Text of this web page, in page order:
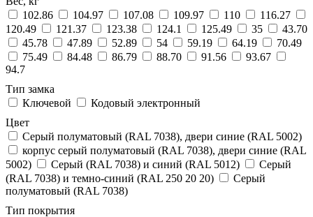
102.86
104.97 107.08 109.97 110
116.27
120.49
121.37 123.38 124.1 125.49 35
43.70
45.78
47.89 52.89 54 59.19 64.19
70.49
75.49
84.48 86.79 88.70 91.56
93.67
94.7
Тип замка
Ключевой
Кодовый электронный
Цвет
Cерый полуматовый (RAL 7038), двери синие (RAL 5002)
корпус серый полуматовый (RAL 7038), двери синие (RAL
5002)
Серый (RAL 7038) и синий (RAL 5012)
Серый
(RAL 7038) и темно-синий (RAL 250 20 20)
Серый
полуматовый (RAL 7038)
Тип покрытия